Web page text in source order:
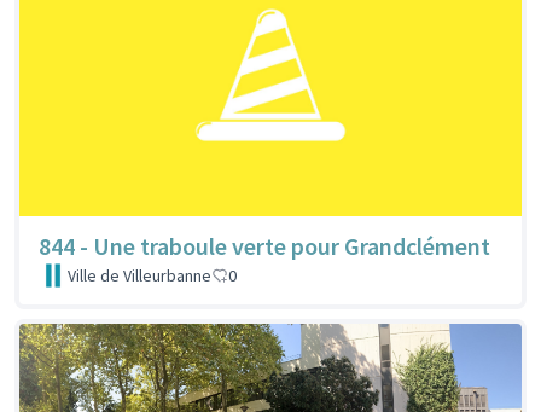
844 - Une traboule verte pour Grandclément
Ville de Villeurbanne 0